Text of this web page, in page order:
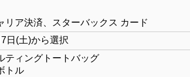
リア決済、スターバックス カード
日(土)から選択
ティングトートバッグ
トル